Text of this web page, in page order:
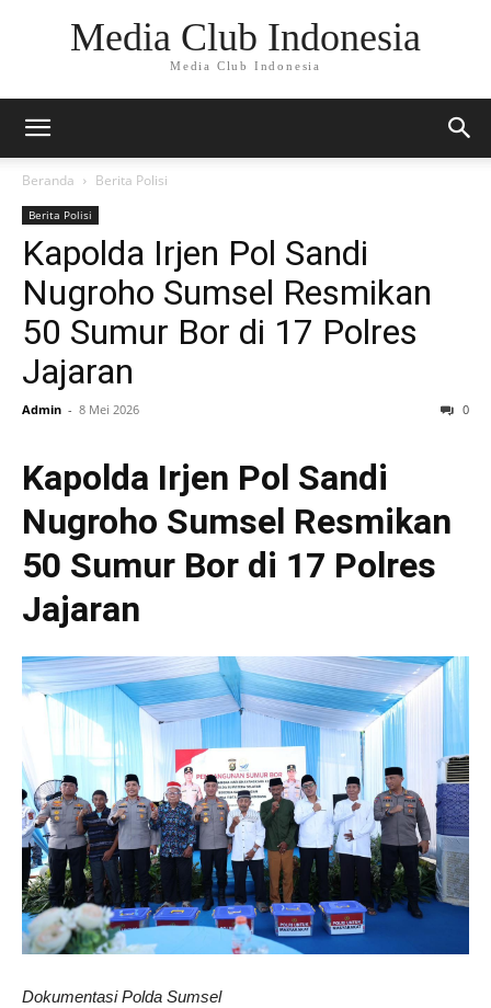
Media Club Indonesia
Media Club Indonesia
Beranda Berita Polisi
Berita Polisi
Kapolda Irjen Pol Sandi
Nugroho Sumsel Resmikan
50 Sumur Bor di 17 Polres
Jajaran
Admin - 8 Mei 2026 0
Kapolda Irjen Pol Sandi
Nugroho Sumsel Resmikan
50 Sumur Bor di 17 Polres
Jajaran
Dokumentasi Polda Sumsel